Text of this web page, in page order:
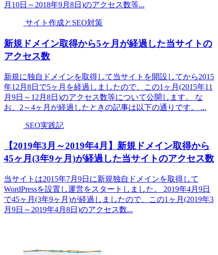
月10日～2018年9月8日)のアクセス数等...
サイト作成とSEO対策
新規ドメイン取得から5ヶ月が経過した当サイトの
アクセス数
新規に独自ドメインを取得して当サイトを開設してから2015
年12月8日で5ヶ月を経過しましたので、この1ヶ月(2015年11
月9日～12月8日)のアクセス数等について公開します。 な
お、2～4ヶ月が経過したときの記事は以下の通りです。 ...
SEO実践記
【2019年3月～2019年4月】新規ドメイン取得から
45ヶ月(3年9ヶ月)が経過した当サイトのアクセス数
当サイトは2015年7月9日に新規独自ドメインを取得して
WordPressを設置し運営をスタートしました。 2019年4月9日
で45ヶ月(3年9ヶ月)が経過しましたので、この1ヶ月(2019年3
月9日～2019年4月8日)のアクセス数...